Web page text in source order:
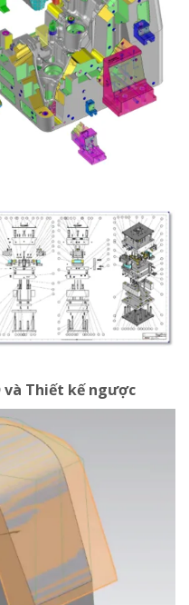
và Thiết kế ngược